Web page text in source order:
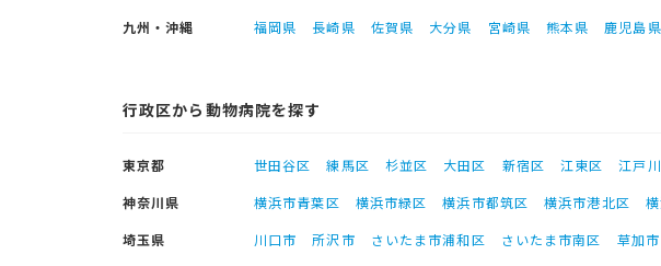
九州・沖縄
福岡県 長崎県 佐賀県 大分県 宮崎県 熊本県 鹿児島県
行政区から動物病院を探す
東京都 世田谷区 練馬区 杉並区 大田区 新宿区 江東区 江戸
神奈川県
横浜市青葉区 横浜市緑区 横浜市都筑区 横浜市港北区
埼玉県
川口市 所沢市 さいたま市浦和区 さいたま市南区 草加市